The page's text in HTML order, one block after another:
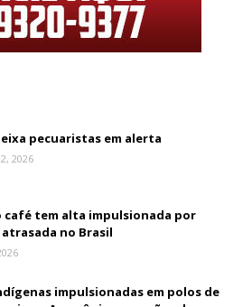
pecuaristas em alerta
2026
café tem alta impulsionada por
no Brasil
impulsionadas em polos de